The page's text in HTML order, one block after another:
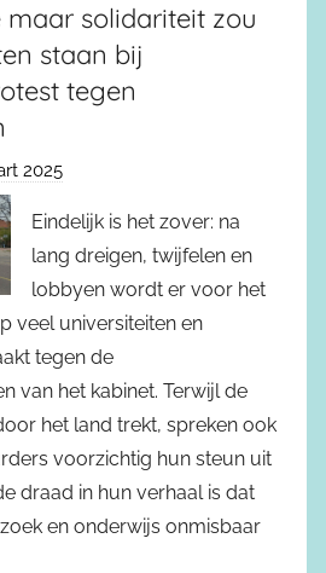
solidariteit zou
staan bij
tegen
2025
Eindelijk is het zover: na
lang dreigen, twijfelen en
lobbyen wordt er voor het
veel universiteiten en
tegen de
van het kabinet. Terwijl de
het land trekt, spreken ook
voorzichtig hun steun uit
draad in hun verhaal is dat
en onderwijs onmisbaar